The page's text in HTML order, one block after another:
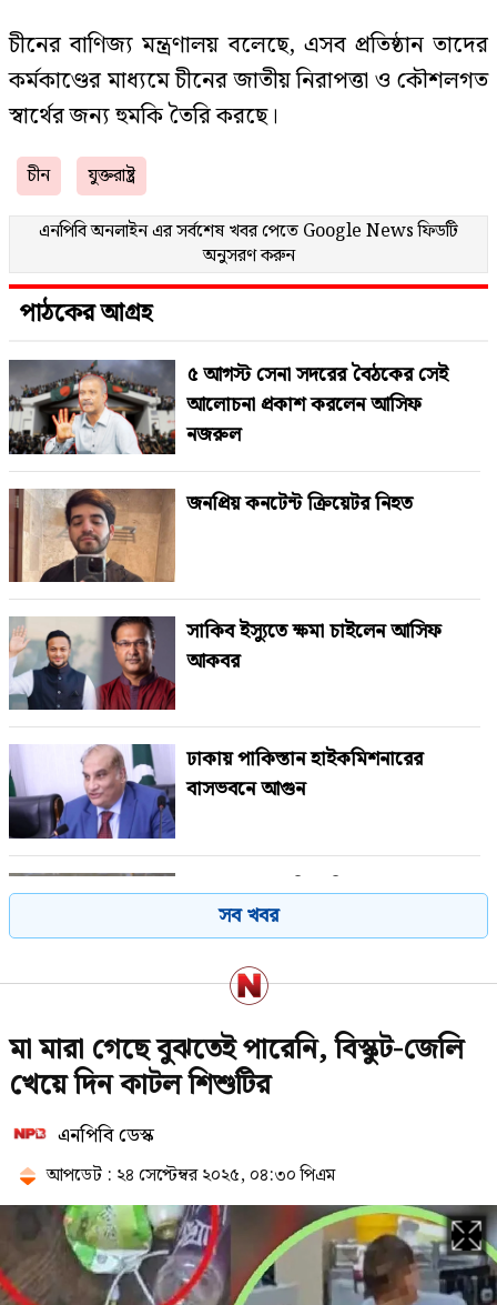
চীনের বাণিজ্য মন্ত্রণালয় বলেছে, এসব প্রতিষ্ঠান তাদের
কর্মকাণ্ডের মাধ্যমে চীনের জাতীয় নিরাপত্তা ও কৌশলগত
স্বার্থের জন্য হুমকি তৈরি করছে।
চীন
যুক্তরাষ্ট্র
এনপিবি অনলাইন এর সর্বশেষ খবর পেতে Google Newsফিডটি
অনুসরণ করুন
পাঠকের আগ্রহ
৫ আগস্ট সেনা সদরের বৈঠকের সেই
আলোচনা প্রকাশ করলেন আসিফ
নজরুল
জনপ্রিয় কনটেন্ট ক্রিয়েটর নিহত
সাকিব ইস্যুতে ক্ষমা চাইলেন আসিফ
আকবর
ঢাকায় পাকিস্তান হাইকমিশনারের
বাসভবনে আগুন
সুখবর পেলেন বিএনপির ৬ নেতা
শেখ হাসিনার সঙ্গে পালানোর সময়
যেভাবে ফ্লাইট মিস সালমান এফ
রহমানের
প্রতিমন্ত্রী
শেখ হাসিনার দেশত্যাগের বিষয়টি
সব খবর
মা মারা গেছে বুঝতেই পারেনি, বিস্কুট-জেলি
খেয়ে দিন কাটল শিশুটির
এনপিবি ডেস্ক
আপডেট : ২৪ সেপ্টেম্বর ২০২৫, ০৪:৩০ পিএম